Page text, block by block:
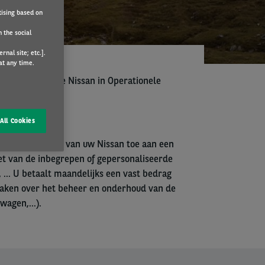
uw volgende Nissan in Operationele
management van uw Nissan toe aan een
van de inbegrepen of gepersonaliseerde
U betaalt maandelijks een vast bedrag
over het beheer en onderhoud van de
based on
the social
site; etc.].
any time.
Cookies